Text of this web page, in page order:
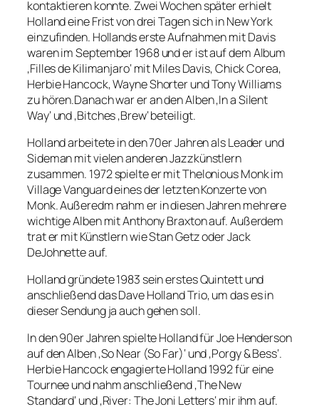
kontaktieren konnte. Zwei Wochen später erhielt
Holland eine Frist von drei Tagen sich in New York
einzufinden. Hollands erste Aufnahmen mit Davis
waren im September 1968 und er ist auf dem Album
‚Filles de Kilimanjaro‘ mit Miles Davis, Chick Corea,
Herbie Hancock, Wayne Shorter und Tony Williams
zu hören.Danach war er an den Alben ‚In a Silent
Way‘ und ‚Bitches ‚Brew‘ beteiligt.
Holland arbeitete in den 70er Jahren als Leader und
Sideman mit vielen anderen Jazzkünstlern
zusammen. 1972 spielte er mit Thelonious Monk im
Village Vanguard eines der letzten Konzerte von
Monk. Außeredm nahm er in diesen Jahren mehrere
wichtige Alben mit Anthony Braxton auf. Außerdem
trat er mit Künstlern wie Stan Getz oder Jack
DeJohnette auf.
Holland gründete 1983 sein erstes Quintett und
anschließend das Dave Holland Trio, um das es in
dieser Sendung ja auch gehen soll.
In den 90er Jahren spielte Holland für Joe Henderson
auf den Alben ‚So Near (So Far)‘ und ‚Porgy & Bess‘.
Herbie Hancock engagierte Holland 1992 für eine
Tournee und nahm anschließend ‚The New
Standard‘ und ‚River: The Joni Letters‘ mir ihm auf.